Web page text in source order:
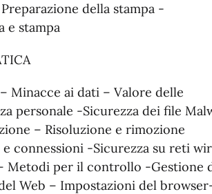
della stampa -
e stampa
Minacce ai dati – Valore delle
personale -Sicurezza dei file
– Risoluzione e rimozione
connessioni -Sicurezza su reti
Metodi per il controllo -Gestione
Web – Impostazioni del